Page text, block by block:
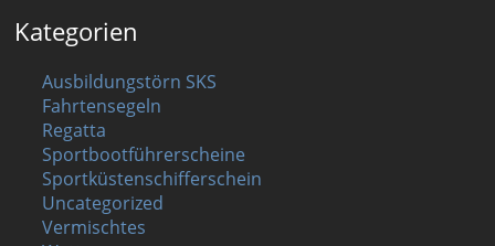
Kategorien
Ausbildungstörn SKS
Fahrtensegeln
Regatta
Sportbootführerscheine
Sportküstenschifferschein
Uncategorized
Vermischtes